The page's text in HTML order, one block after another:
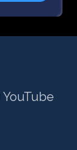
YouTube